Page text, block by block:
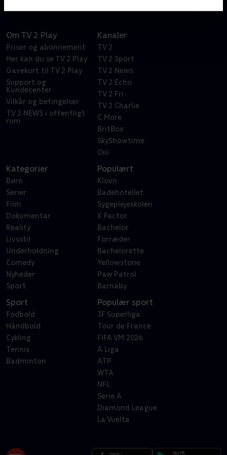
flotte koralrev. Selvfølgelig med en masse sjov og
Om TV 2 Play
Priser og abonnement
Her kan du se TV 2 Play
Gavekort til TV 2 Play
Support og
Kundecenter
Vilkår og betingelser
TV 2 NEWS i offentligt
rum
Kanaler
TV 2
TV 2 Sport
TV 2 News
TV 2 Echo
TV 2 Fri
TV 2 Charlie
C More
BritBox
SkyShowtime
Oiii
Kategorier
Børn
Serier
Film
Dokumentar
Reality
Livsstil
Underholdning
Comedy
Nyheder
Sport
Populært
Klovn
Badehotellet
Sygeplejeskolen
X Factor
Bachelor
Forræder
Bachelorette
Yellowstone
Paw Patrol
Barnaby
Sport
Fodbold
Håndbold
Cykling
Tennis
Badminton
Populær sport
3F Superliga
Tour de France
FIFA VM 2026
A Liga
ATP
WTA
NFL
Serie A
Diamond League
La Vuelta